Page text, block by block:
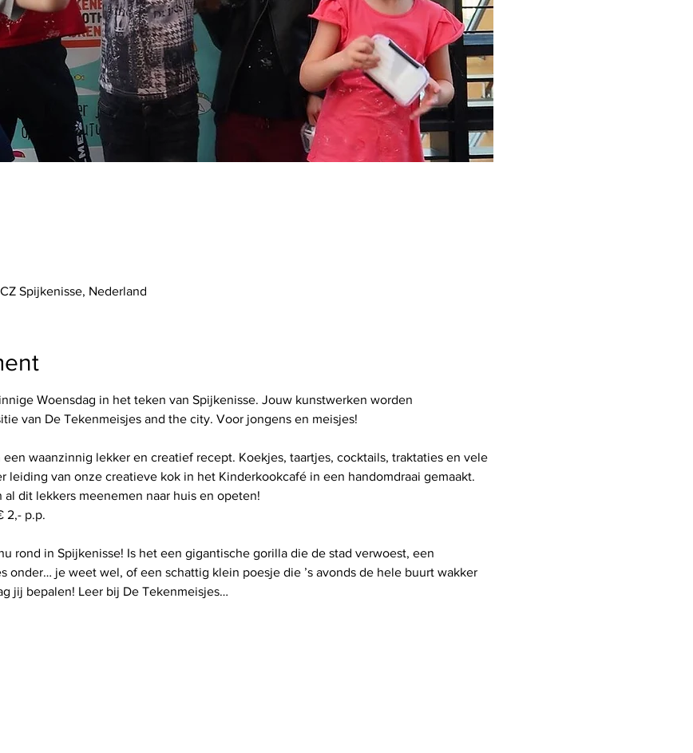
Spijkenisse, Nederland
Woensdag in het teken van Spijkenisse. Jouw kunstwerken worden
waanzinnig lekker en creatief recept. Koekjes, taartjes, cocktails, traktaties en vele
leiding van onze creatieve kok in het Kinderkookcafé in een handomdraai gemaakt.
rond in Spijkenisse! Is het een gigantische gorilla die de stad verwoest, een
onder… je weet wel, of een schattig klein poesje die ’s avonds de hele buurt wakker
jij bepalen! Leer bij De Tekenmeisjes…